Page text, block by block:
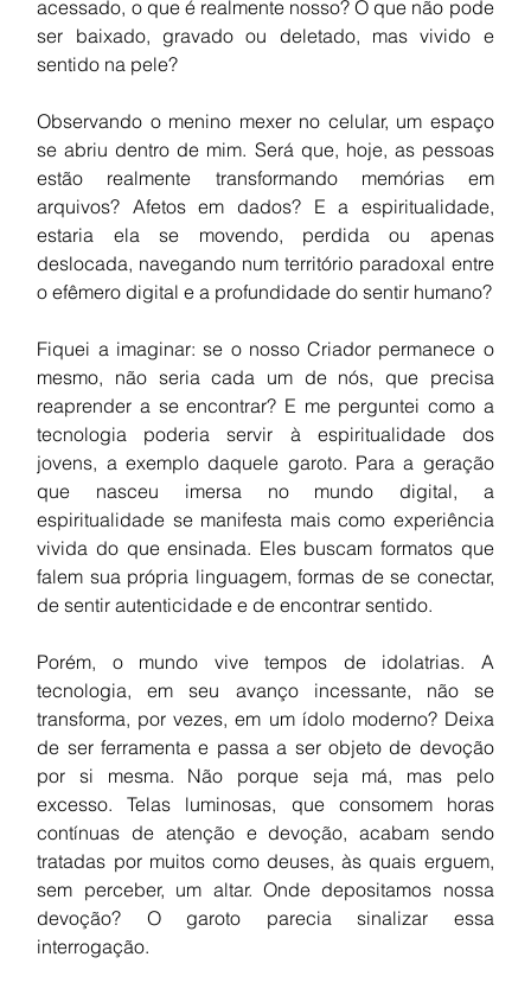
acessado, o que é realmente nosso? O que não pode
ser baixado, gravado ou deletado, mas vivido e
sentido na pele?
Observando o menino mexer no celular, um espaço
se abriu dentro de mim. Será que, hoje, as pessoas
estão realmente transformando memórias em
arquivos? Afetos em dados? E a espiritualidade,
estaria ela se movendo, perdida ou apenas
deslocada, navegando num território paradoxal entre
o efêmero digital e a profundidade do sentir humano?
Fiquei a imaginar: se o nosso Criador permanece o
mesmo, não seria cada um de nós, que precisa
reaprender a se encontrar? E me perguntei como a
tecnologia poderia servir à espiritualidade dos
jovens, a exemplo daquele garoto. Para a geração
que nasceu imersa no mundo digital, a
espiritualidade se manifesta mais como experiência
vivida do que ensinada. Eles buscam formatos que
falem sua própria linguagem, formas de se conectar,
de sentir autenticidade e de encontrar sentido.
Porém, o mundo vive tempos de idolatrias. A
tecnologia, em seu avanço incessante, não se
transforma, por vezes, em um ídolo moderno? Deixa
de ser ferramenta e passa a ser objeto de devoção
por si mesma. Não porque seja má, mas pelo
excesso. Telas luminosas, que consomem horas
contínuas de atenção e devoção, acabam sendo
tratadas por muitos como deuses, às quais erguem,
sem perceber, um altar. Onde depositamos nossa
devoção? O garoto parecia sinalizar essa
interrogação.